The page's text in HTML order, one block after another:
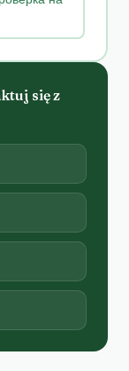
się z